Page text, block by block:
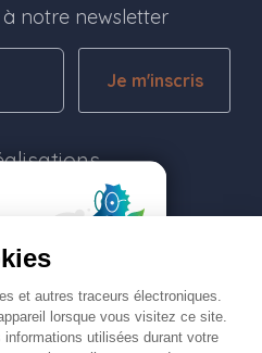
notre newsletter
Je m'inscris
nous
nous
et autres traceurs électroniques.
lorsque vous visitez ce site.
utilisées durant votre